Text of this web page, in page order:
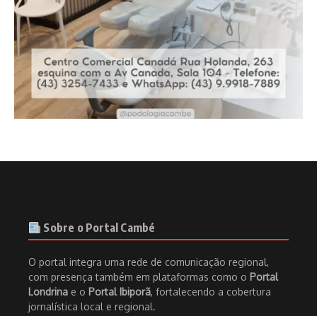
Sobre o Portal Cambé
O portal integra uma rede de comunicação regional,
com presença também em plataformas como o Portal
Londrina e o Portal Ibiporã, fortalecendo a cobertura
jornalística local e regional.